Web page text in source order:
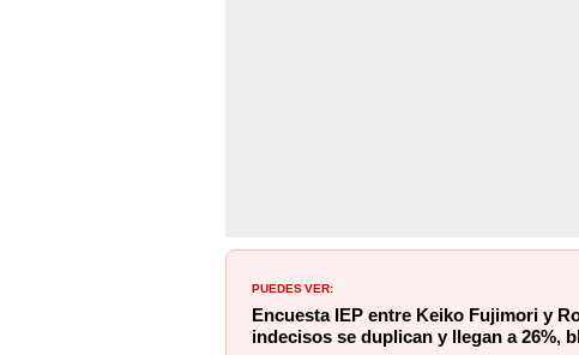
PUEDES VER:
Encuesta IEP entre Keiko Fujimori y
indecisos se duplican y llegan a 26%,